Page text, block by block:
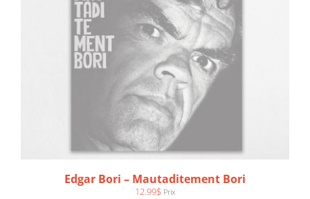
Edgar Bori – Mautaditement Bori
12.99$ Prix
AJOUTER AU PANIER / DÉTAILS